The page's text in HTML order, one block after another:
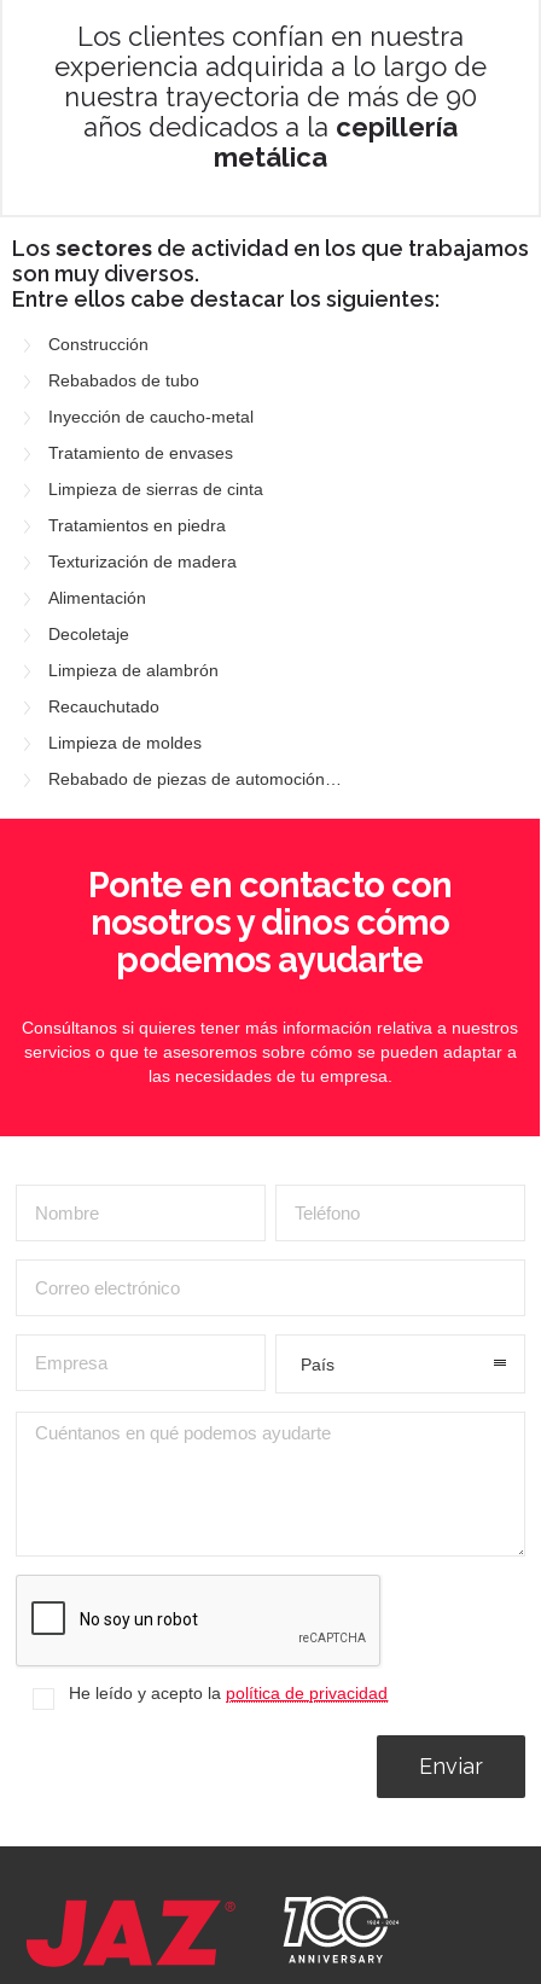
Los clientes confían en nuestra
experiencia adquirida a lo largo de
nuestra trayectoria de más de 90
años dedicados a la cepillería
metálica
Los sectores de actividad en los que trabajamos
son muy diversos.
Entre ellos cabe destacar los siguientes:
Construcción
Rebabados de tubo
Inyección de caucho-metal
Tratamiento de envases
Limpieza de sierras de cinta
Tratamientos en piedra
Texturización de madera
Alimentación
Decoletaje
Limpieza de alambrón
Recauchutado
Limpieza de moldes
Rebabado de piezas de automoción…
Ponte en contacto con
nosotros y dinos cómo
podemos ayudarte
Consúltanos si quieres tener más información relativa a nuestros
servicios o que te asesoremos sobre cómo se pueden adaptar a
las necesidades de tu empresa.
País
He leído y acepto la política de privacidad